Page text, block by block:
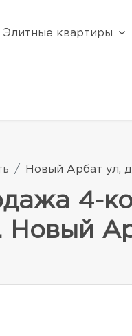
Элитные квартиры
Новый Арбат ул, д
4-
Новый